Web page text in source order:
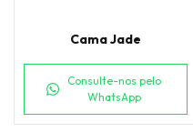
Cama Jade
Consulte-nos pelo
WhatsApp